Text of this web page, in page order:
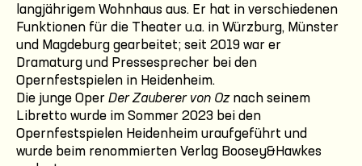
langjährigem Wohnhaus aus. Er hat in verschiedenen
Funktionen für die Theater u.a. in Würzburg, Münster
und Magdeburg gearbeitet; seit 2019 war er
Dramaturg und Pressesprecher bei den
Opernfestspielen in Heidenheim.
Die junge Oper Der Zauberer von Oznach seinem
Libretto wurde im Sommer 2023 bei den
Opernfestspielen Heidenheim uraufgeführt und
wurde beim renommierten Verlag Boosey&Hawkes